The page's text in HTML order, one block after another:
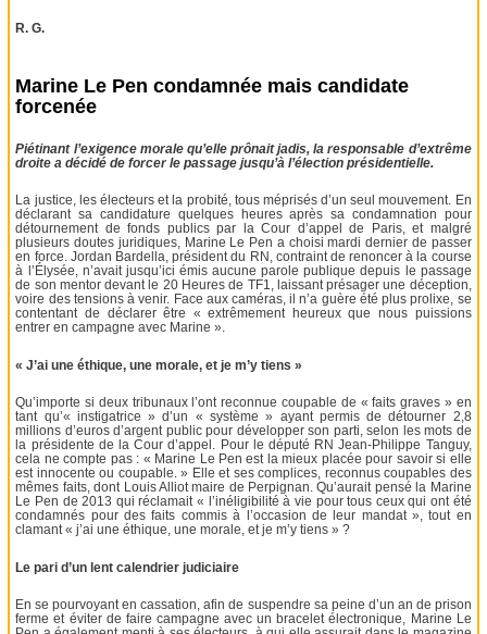
R. G.
Marine Le Pen condamnée mais candidate
forcenée
Piétinant l’exigence morale qu’elle prônait jadis, la responsable d’extrême
droite a décidé de forcer le passage jusqu’à l’élection présidentielle.
La justice, les électeurs et la probité, tous méprisés d’un seul mouvement. En
déclarant sa candidature quelques heures après sa condamnation pour
détournement de fonds publics par la Cour d’appel de Paris, et malgré
plusieurs doutes juridiques, Marine Le Pen a choisi mardi dernier de passer
en force. Jordan Bardella, président du RN, contraint de renoncer à la course
à l’Élysée, n’avait jusqu’ici émis aucune parole publique depuis le passage
de son mentor devant le 20 Heures de TF1, laissant présager une déception,
voire des tensions à venir. Face aux caméras, il n’a guère été plus prolixe, se
contentant de déclarer être « extrêmement heureux que nous puissions
entrer en campagne avec Marine ».
« J’ai une éthique, une morale, et je m’y tiens »
Qu’importe si deux tribunaux l’ont reconnue coupable de « faits graves » en
tant qu’« instigatrice » d’un « système » ayant permis de détourner 2,8
millions d’euros d’argent public pour développer son parti, selon les mots de
la présidente de la Cour d’appel. Pour le député RN Jean-Philippe Tanguy,
cela ne compte pas : « Marine Le Pen est la mieux placée pour savoir si elle
est innocente ou coupable. » Elle et ses complices, reconnus coupables des
mêmes faits, dont Louis Alliot maire de Perpignan. Qu’aurait pensé la Marine
Le Pen de 2013 qui réclamait « l’inéligibilité à vie pour tous ceux qui ont été
condamnés pour des faits commis à l’occasion de leur mandat », tout en
clamant « j’ai une éthique, une morale, et je m’y tiens » ?
Le pari d’un lent calendrier judiciaire
En se pourvoyant en cassation, afin de suspendre sa peine d’un an de prison
ferme et éviter de faire campagne avec un bracelet électronique, Marine Le